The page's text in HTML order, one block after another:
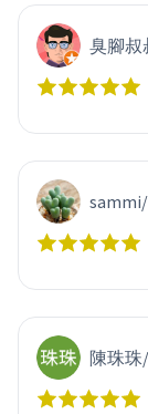
臭腳叔
sammi/
陳珠珠/